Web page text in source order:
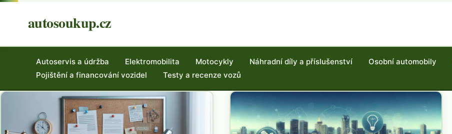
autosoukup.cz
Autoservis a údržba Elektromobilita Motocykly Náhradní díly a příslušenství Osobní automobily
Pojištění a financování vozidel
Testy a recenze vozů